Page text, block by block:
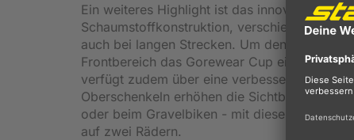
Ein weiteres Highlight ist das innovative
Schaumstoffkonstruktion, verschieden
auch bei langen Strecken. Um den
Frontbereich das Gorewear Cup
verfügt zudem über eine verbesserte
Oberschenkeln erhöhen die Sichtbarkeit bei
oder beim Gravelbiken - mit dieser
auf zwei Rädern.